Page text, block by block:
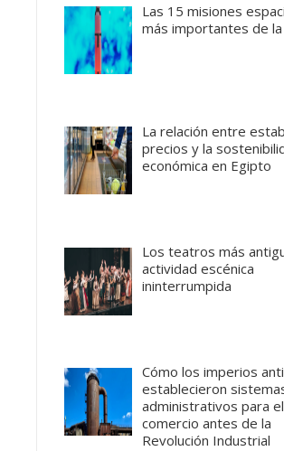
Las 15 misiones
más importantes de
La relación entre
precios y la
económica en Egipto
Los teatros más
actividad escénica
ininterrumpida
Cómo los imperios
establecieron
administrativos para el
comercio antes de la
Revolución Industrial